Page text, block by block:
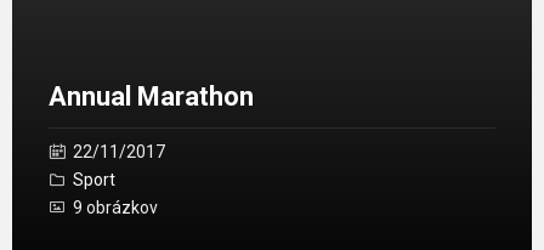
Annual Marathon
22/11/2017
Sport
9 obrázkov